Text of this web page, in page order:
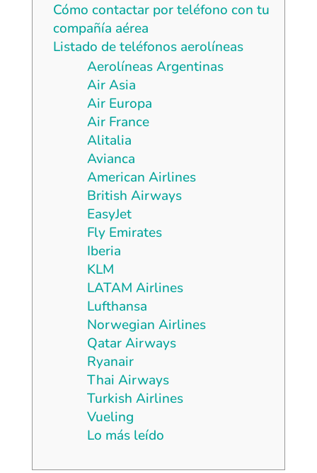
Cómo contactar por teléfono con tu
compañía aérea
Listado de teléfonos aerolíneas
Aerolíneas Argentinas
Air Asia
Air Europa
Air France
Alitalia
Avianca
American Airlines
British Airways
EasyJet
Fly Emirates
Iberia
KLM
LATAM Airlines
Lufthansa
Norwegian Airlines
Qatar Airways
Ryanair
Thai Airways
Turkish Airlines
Vueling
Lo más leído